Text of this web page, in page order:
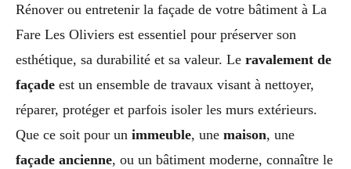
Rénover ou entretenir la façade de votre bâtiment à La
Fare Les Oliviers est essentiel pour préserver son
esthétique, sa durabilité et sa valeur. Le ravalement de
façade est un ensemble de travaux visant à nettoyer,
réparer, protéger et parfois isoler les murs extérieurs.
Que ce soit pour un immeuble, une maison, une
façade ancienne, ou un bâtiment moderne, connaître le